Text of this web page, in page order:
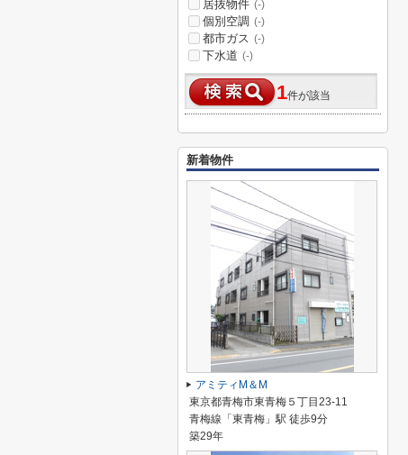
居抜物件 (-)
個別空調 (-)
都市ガス (-)
下水道 (-)
1件が該当
新着物件
アミティM＆M
東京都青梅市東青梅５丁目23-11
青梅線「東青梅」駅 徒歩9分
築29年